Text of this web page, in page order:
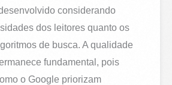
considerando
dos leitores quanto os
de busca. A qualidade
fundamental, pois
o Google priorizam